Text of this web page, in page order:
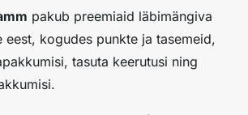
pakub preemiaid läbimängiva
eest, kogudes punkte ja tasemeid,
tasuta keerutusi ning